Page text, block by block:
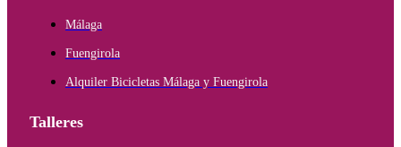
Málaga
Fuengirola
Alquiler Bicicletas Málaga y Fuengirola
Talleres